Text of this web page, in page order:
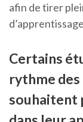
afin de tirer
Certains
rythme des
souhaitent